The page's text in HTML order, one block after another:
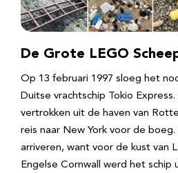
De Grote LEGO
Op 13 februari 1997 sloeg het
Duitse vrachtschip Tokio
vertrokken uit de haven van
reis naar New York voor de
arriveren, want voor de kust van
Engelse Cornwall werd het schip